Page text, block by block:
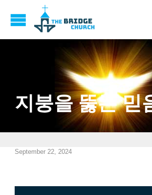
지붕을 뚫는 믿
September 22, 2024